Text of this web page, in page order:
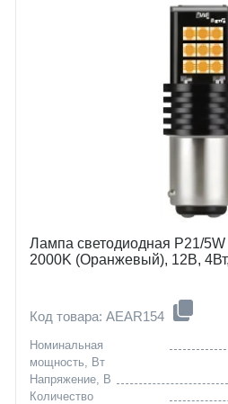
Лампа светодиодная P21/
2000K (Оранжевый), 12В,
Код товара: AEAR154
Номинальная
мощность, Вт
Напряжение, В
Количество